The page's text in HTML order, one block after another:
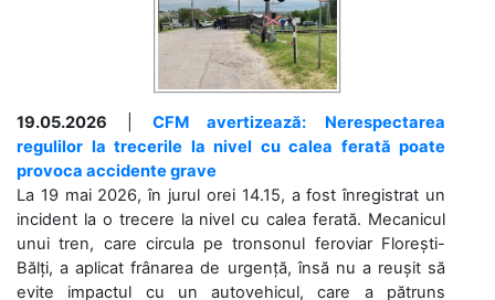
19.05.2026
CFM avertizează: Nerespectarea
regulilor la trecerile la nivel cu calea ferată poate
provoca accidente grave
La 19 mai 2026, în jurul orei 14.15, a fost înregistrat un
incident la o trecere la nivel cu calea ferată. Mecanicul
unui tren, care circula pe tronsonul feroviar Florești-
Bălți, a aplicat frânarea de urgență, însă nu a reușit să
evite impactul cu un autovehicul, care a pătruns